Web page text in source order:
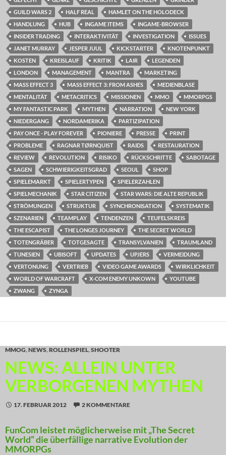
GUILD WARS 2
HALF REAL
HAMLET ON THE HOLODECK
HANDLUNG
HUB INGAME ITEMS
INGAME-BROWSER
INSIDER TRADING
INTERAKTIVITÄT INVESTIGATION
ISSUES
JANET MURRAY
JESPER JUUL KICKSTARTER
KNOTENPUNKT
KOSTEN
KREISLAUF KRITIK LAIR
LEGENDEN
LONDON
MANAGEMENT MANTRA
MARKETING
MASS EFFECT 3
MASS EFFECT 3: FROM ASHES
MEDIENBLASE
MENTALITÄT
METACRITICS MISSIONEN MMO
MMORPGS
MY FANTASTIC PARK
MYTHEN NARRATION
NEW YORK
NIEDERGANG
NORDAMERIKA
PARTIZIPATION
PAY ONCE - PLAY FOREVER
PIONIERE PRESSE
PRINT
PROBLEME
RAGNAR TØRNQUIST RAIDS
RESTAURATION
REVIEW
REVOLUTION RISIKO RÜCKSCHRITTE
SABOTAGE
SAGEN
SCHWIERIGKEITSGRAD SEOUL
SHOP
SPIELEMARKT
SPIELERTYPEN
SPIELERZAHLEN
SPIELMECHANIK
STAR CITIZEN
STAR WARS: DIE ALTE REPUBLIK
STRÖMUNGEN
STRUKTUR SYNCHRONISATION
SYSTEMATIK
SZENARIEN
TEAMPLAY TENDENZEN
TEUFELSKREIS
THE ESCAPIST
THE LONGES JOURNEY
THE SECRET WORLD
TOTENGRÄBER
TOTGESAGTE TRANSYLVANIEN
TRAUMLAND
TUNESIEN
UBISOFT UPDATES UPJERS
VERMEIDUNG
VERTONUNG
VERTRIEB VIDEO GAME AWARDS
WIRKLICHKEIT
WORLD OF WARCRAFT
X-COM ENEMY UNKOWN
YOUTUBE
ZWANG
ZYNGA
MMOG, NEWS, ROLLENSPIEL, SHOOTER
NEWS: ALLEIN UNTER
VERBORGENEN MYTHEN
17. FEBRUAR 2012 2 KOMMENTARE
FunCom leistet möglicherweise mit „The Secret
World“ die überfällige narrative Evolution der
MMORPGs